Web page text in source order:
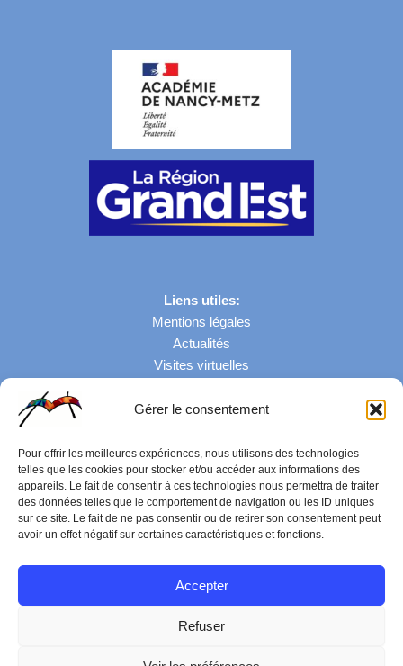
Gérer le consentement
Pour offrir les meilleures expériences, nous utilisons des technologies
telles que les cookies pour stocker et/ou accéder aux informations des
appareils. Le fait de consentir à ces technologies nous permettra de traiter
des données telles que le comportement de navigation ou les ID uniques
sur ce site. Le fait de ne pas consentir ou de retirer son consentement peut
avoir un effet négatif sur certaines caractéristiques et fonctions.
Accepter
Refuser
Liens utiles:
Mentions légales
Actualités
Visites virtuelles
Nombre de visites: 43044